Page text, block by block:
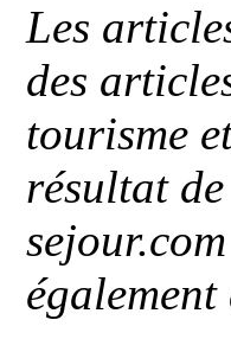
Les
des
tourisme
résultat